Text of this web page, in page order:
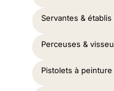
Servantes &
Perceuses &
Pistolets à peinture